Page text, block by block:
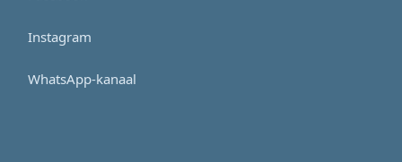
Instagram
WhatsApp-kanaal